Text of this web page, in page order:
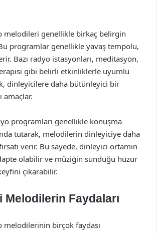
melodileri genellikle birkaç belirgin
programlar genellikle yavaş tempolu,
Bazı radyo istasyonları, meditasyon,
gibi belirli etkinliklerle uyumlu
dinleyicilere daha bütünleyici bir
amaçlar.
programları genellikle konuşma
tutarak, melodilerin dinleyiciye daha
verir. Bu sayede, dinleyici ortamın
olabilir ve müziğin sunduğu huzur
çıkarabilir.
Faydaları
melodilerinin birçok faydası